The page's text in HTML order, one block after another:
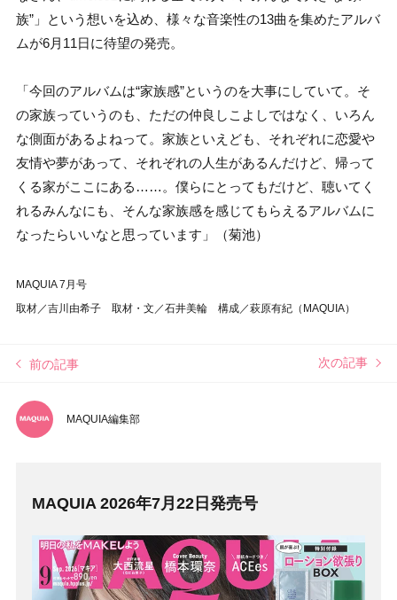
族”」という想いを込め、様々な音楽性の13曲を集めたアルバ
ムが6月11日に待望の発売。
「今回のアルバムは“家族感”というのを大事にしていて。そ
の家族っていうのも、ただの仲良しこよしではなく、いろん
な側面があるよねって。家族といえども、それぞれに恋愛や
友情や夢があって、それぞれの人生があるんだけど、帰って
くる家がここにある……。僕らにとってもだけど、聴いてく
れるみんなにも、そんな家族感を感じてもらえるアルバムに
なったらいいなと思っています」（菊池）
MAQUIA 7月号
取材／吉川由希子 取材・文／石井美輪 構成／萩原有紀（MAQUIA）
前の記事 次の記事
MAQUIA編集部
MAQUIA 2026年7月22日発売号